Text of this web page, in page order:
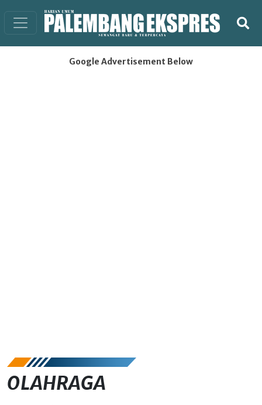
Google Advertisement Below
OLAHRAGA